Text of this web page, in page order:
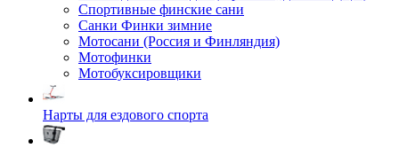
Спортивные финские сани
Санки Финки зимние
Мотосани (Россия и Финляндия)
Мотофинки
Мотобуксировщики
Нарты для ездового спорта